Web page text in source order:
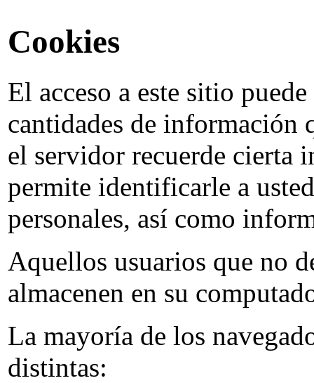
Cookies
El acceso a este sitio
cantidades de información
el servidor recuerde cierta
permite identificarle a
personales, así como
Aquellos usuarios que no
almacenen en su
La mayoría de los
distintas: